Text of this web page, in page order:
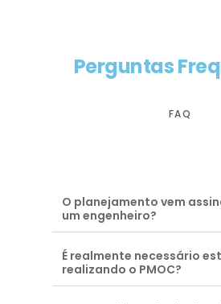
Perguntas
FAQ
O planejamento vem
um engenheiro?
É realmente necessário
realizando o PMOC?